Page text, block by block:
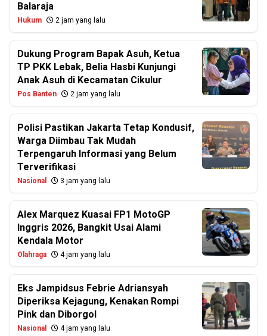
Balaraja
Hukum 2 jam yang lalu
Dukung Program Bapak Asuh, Ketua
TP PKK Lebak, Belia Hasbi Kunjungi
Anak Asuh di Kecamatan Cikulur
Pos Banten 2 jam yang lalu
Polisi Pastikan Jakarta Tetap Kondusif,
Warga Diimbau Tak Mudah
Terpengaruh Informasi yang Belum
Terverifikasi
Nasional 3 jam yang lalu
Alex Marquez Kuasai FP1 MotoGP
Inggris 2026, Bangkit Usai Alami
Kendala Motor
Olahraga 4 jam yang lalu
Eks Jampidsus Febrie Adriansyah
Diperiksa Kejagung, Kenakan Rompi
Pink dan Diborgol
Nasional 4 jam yang lalu